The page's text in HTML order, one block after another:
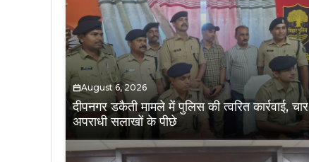
August 6, 2026
दीपनगर डकैती मामले में पुलिस की त्वरित कार्रवाई, चार
अपराधी सलाखों के पीछे